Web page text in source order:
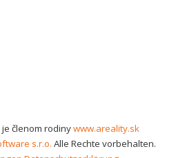
členom rodinywww.areality.sk
s.r.o. Alle Rechte vorbehalten.